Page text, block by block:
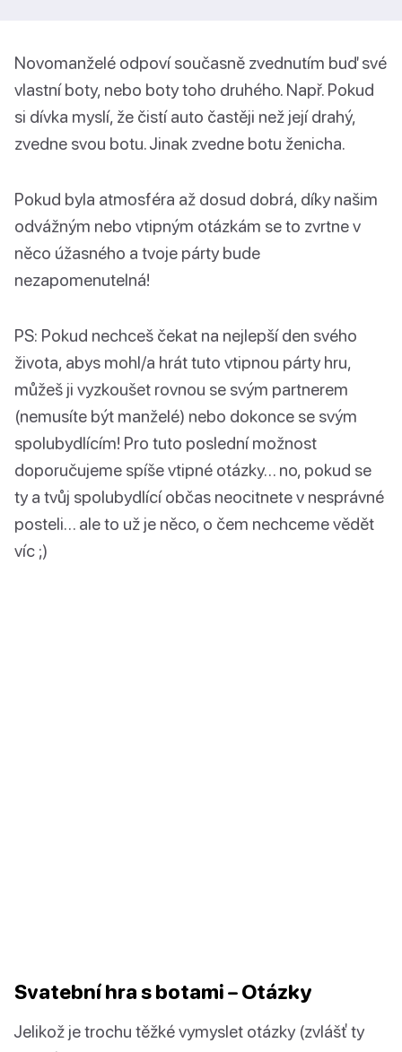
Novomanželé odpoví současně zvednutím buď své
vlastní boty, nebo boty toho druhého. Např. Pokud
si dívka myslí, že čistí auto častěji než její drahý,
zvedne svou botu. Jinak zvedne botu ženicha.
Pokud byla atmosféra až dosud dobrá, díky našim
odvážným nebo vtipným otázkám se to zvrtne v
něco úžasného a tvoje párty bude
nezapomenutelná!
PS: Pokud nechceš čekat na nejlepší den svého
života, abys mohl/a hrát tuto vtipnou párty hru,
můžeš ji vyzkoušet rovnou se svým partnerem
(nemusíte být manželé) nebo dokonce se svým
spolubydlícím! Pro tuto poslední možnost
doporučujeme spíše vtipné otázky… no, pokud se
ty a tvůj spolubydlící občas neocitnete v nesprávné
posteli… ale to už je něco, o čem nechceme vědět
víc ;)
Svatební hra s botami – Otázky
Jelikož je trochu těžké vymyslet otázky (zvlášť ty